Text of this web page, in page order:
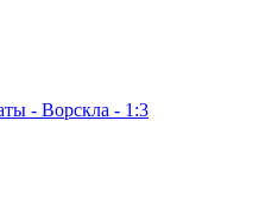
- Ворскла - 1:3